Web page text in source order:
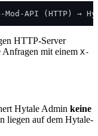
HTTP-Server
Anfragen mit einem X-
Hytale Admin keine
liegen auf dem Hytale-